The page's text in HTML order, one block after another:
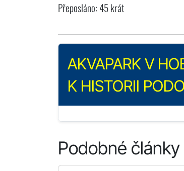
Přeposláno: 45 krát
AKVAPARK V
K HISTORII
Podobné články